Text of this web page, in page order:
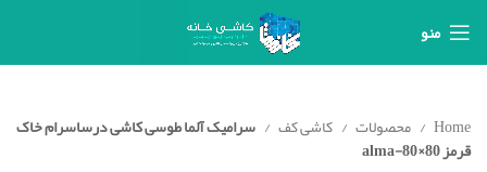
منو
Home محصولات کاشی کف سرامیک آلما طوسی کاشی درساسرام خاک
قرمز 80×80-alma